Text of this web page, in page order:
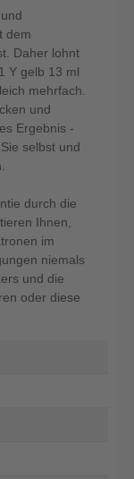
dem
Daher lohnt
Y gelb 13 ml
mehrfach.
und
Ergebnis -
selbst und
durch die
Ihnen,
im
niemals
und die
oder diese